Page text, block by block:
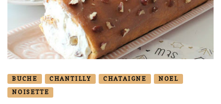
BUCHE CHANTILLY CHATAIGNE
NOEL
NOISETTE